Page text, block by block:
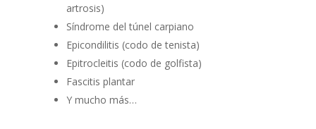
artrosis)
Síndrome del túnel carpiano
Epicondilitis (codo de tenista)
Epitrocleitis (codo de golfista)
Fascitis plantar
Y mucho más…